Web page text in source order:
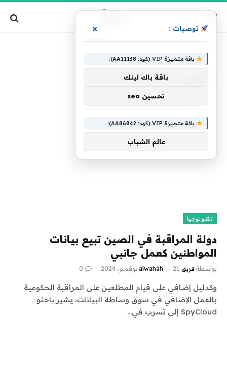
تكنولوجيا
دولة المراقبة في الصين تبيع بيانات
المواطنين كعمل جانبي
بواسطة فريق alwahah 21 نوفمبر، 2024 0
وكدليل إضافي على قيام المطلعين على المراقبة الحكومية
بالعمل الإضافي في سوق وساطة البيانات، يشير باحثو
SpyCloud إلى تسرب في…
توصيات : ×
باقة متميزة VIP (كود: AA11138):
باقة باك لينك
تحسين seo
باقة متميزة VIP (كود: AA86842):
عالم الشباب